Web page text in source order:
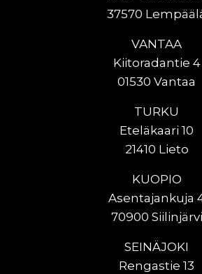
37570
VANTAA
Kiitoradantie 4
01530 Vantaa
TURKU
Eteläkaari 10
21410 Lieto
KUOPIO
Asentajankuja
70900 Siilinjärvi
SEINÄJOKI
Rengastie 13